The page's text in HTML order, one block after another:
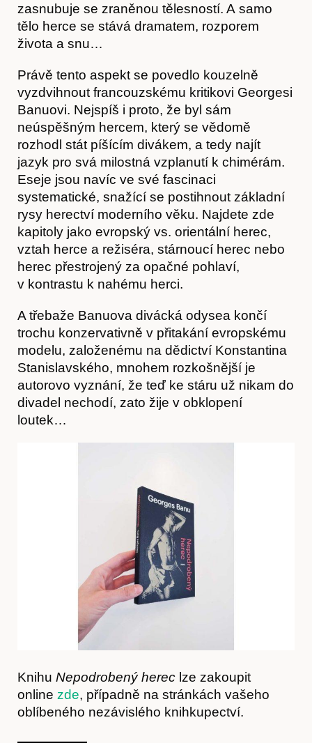
Články
Hostcast
zasnubuje se zraněnou tělesností. A samo
tělo herce se stává dramatem, rozporem
života a snu…
Právě tento aspekt se povedlo kouzelně
vyzdvihnout francouzskému kritikovi Georgesi
Banuovi. Nejspíš i proto, že byl sám
neúspěšným hercem, který se vědomě
rozhodl stát píšícím divákem, a tedy najít
jazyk pro svá milostná vzplanutí k chimérám.
Eseje jsou navíc ve své fascinaci
systematické, snažící se postihnout základní
rysy herectví moderního věku. Najdete zde
kapitoly jako evropský vs. orientální herec,
vztah herce a režiséra, stárnoucí herec nebo
herec přestrojený za opačné pohlaví,
v kontrastu k nahému herci.
A třebaže Banuova divácká odysea končí
trochu konzervativně v přitakání evropskému
modelu, založenému na dědictví Konstantina
Stanislavského, mnohem rozkošnější je
autorovo vyznání, že teď ke stáru už nikam do
divadel nechodí, zato žije v obklopení
loutek…
Knihu Nepodrobený herec lze zakoupit
online zde, případně na stránkách vašeho
oblíbeného nezávislého knihkupectví.